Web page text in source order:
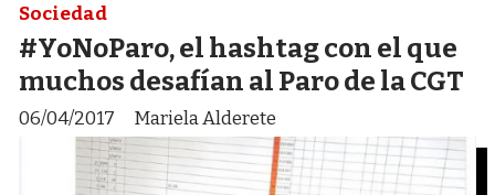
#YoNoParo, el hashtag con el que
muchos desafían al Paro de la CGT
Mariela Alderete
Sociedad
06/04/2017